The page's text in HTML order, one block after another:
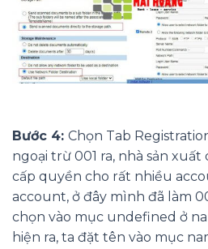
Bước 4: Chọn Tab
ngoại trừ 001 ra, nhà sản
cấp quyền cho rất nhiều
account, ở đây mình đã làm
chọn vào mục undefined ở
hiện ra, ta đặt tên vào mục